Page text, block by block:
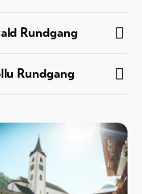
Rundgang
Rundgang